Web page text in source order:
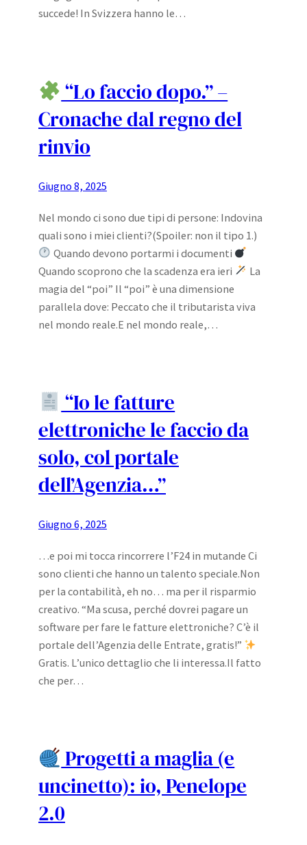
succede! In Svizzera hanno le…
“Lo faccio dopo.” –
Cronache dal regno del
rinvio
Giugno 8, 2025
Nel mondo ci sono due tipi di persone: Indovina
quali sono i miei clienti?(Spoiler: non il tipo 1.)
Quando devono portarmi i documenti
Quando scoprono che la scadenza era ieri
La
magia del “poi” Il “poi” è una dimensione
parallela dove: Peccato che il tributarista viva
nel mondo reale.E nel mondo reale,…
“Io le fatture
elettroniche le faccio da
solo, col portale
dell’Agenzia…”
Giugno 6, 2025
…e poi mi tocca rincorrere l’F24 in mutande Ci
sono clienti che hanno un talento speciale.Non
per la contabilità, eh no… ma per il risparmio
creativo. “Ma scusa, perché dovrei pagare un
software per fare le fatture elettroniche? C’è il
portale dell’Agenzia delle Entrate, gratis!”
Gratis. L’unico dettaglio che li interessa.Il fatto
che per…
Progetti a maglia (e
uncinetto): io, Penelope
2.0